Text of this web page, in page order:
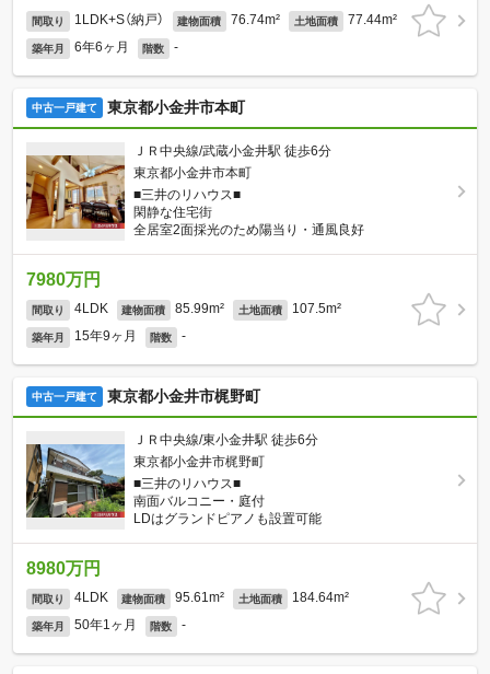
間取り 1LDK+S（納戸） 建物面積 76.74m² 土地面積 77.44m²
築年月 6年6ヶ月 階数 -
中古一戸建て 東京都小金井市本町
ＪＲ中央線/武蔵小金井駅 徒歩6分
東京都小金井市本町
■三井のリハウス■
閑静な住宅街
全居室2面採光のため陽当り・通風良好
7980万円
間取り 4LDK 建物面積 85.99m² 土地面積 107.5m²
築年月 15年9ヶ月 階数 -
中古一戸建て 東京都小金井市梶野町
ＪＲ中央線/東小金井駅 徒歩6分
東京都小金井市梶野町
■三井のリハウス■
南面バルコニー・庭付
LDはグランドピアノも設置可能
8980万円
間取り 4LDK 建物面積 95.61m² 土地面積 184.64m²
築年月 50年1ヶ月 階数 -